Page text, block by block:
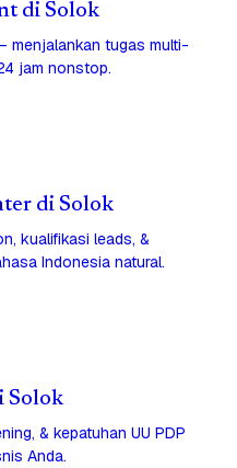
di Solok
menjalankan tugas multi-
jam nonstop.
di Solok
kualifikasi leads, &
Indonesia natural.
Solok
& kepatuhan UU PDP
Anda.